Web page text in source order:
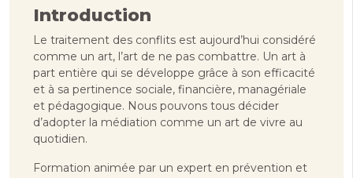
Introduction
Le traitement des conflits est aujourd’hui considéré
comme un art, l’art de ne pas combattre. Un art à
part entière qui se développe grâce à son efficacité
et à sa pertinence sociale, financière, managériale
et pédagogique. Nous pouvons tous décider
d’adopter la médiation comme un art de vivre au
quotidien.
Formation animée par un expert en prévention et